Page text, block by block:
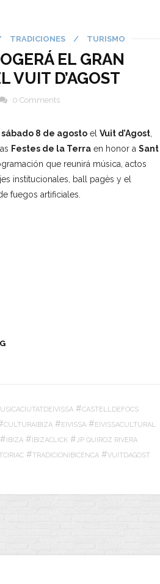
TRADICIONES / TURISMO
EL GRAN
VUIT D’AGOST
0 Comments
sábado 8 de agosto el Vuit d’Agost
Festes de la Terra en honor a Sant
que reunirá música, actos
institucionales, ball pagès y el
fuegos artificiales.
#CASTELLDEFOCS
CULTURAIBIZA #EIVISSA #EIVISSACULTURAL
#IBIZA #IBIZACLICK #JP QUIROZ RIVERA
#TRADICIONIBICENCA #VUITDAGOST